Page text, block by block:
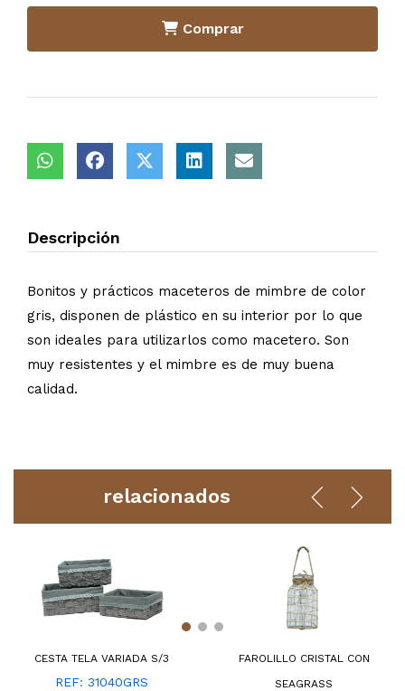
Comprar
Descripción
Bonitos y prácticos maceteros de mimbre de color
gris, disponen de plástico en su interior por lo que
son ideales para utilizarlos como macetero. Son
muy resistentes y el mimbre es de muy buena
calidad.
relacionados
CESTA TELA VARIADA S/3
REF: 31040GRS
FAROLILLO CRISTAL CON
SEAGRASS